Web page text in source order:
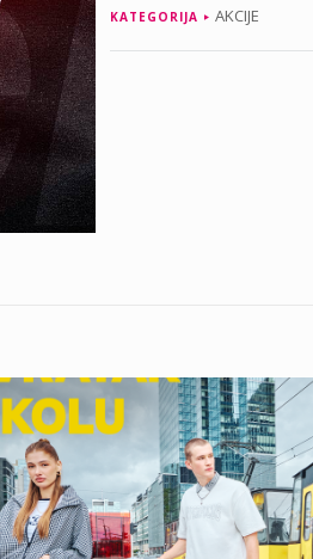
KATEGORIJA AKCIJE